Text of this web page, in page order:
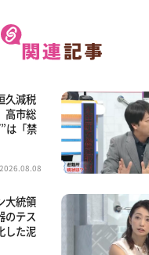
久減税
高市総
は「禁
2026.08.08
大統領
のテス
した泥